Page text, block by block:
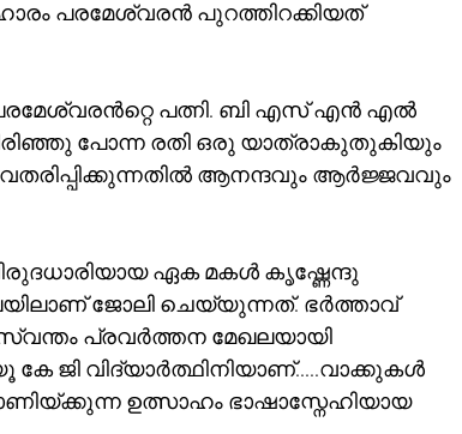
പരമേശ്വരൻ പുറത്തിറക്കിയത്
പത്നി. ബി എസ് എൻ എൽ
പോന്ന രതി ഒരു യാത്രാകുതുകിയും
ആനന്ദവും ആർജ്ജവവും
ഏക മകൾ കൃഷ്ണേന്ദു
ജോലി ചെയ്യുന്നത്. ഭർത്താവ്
പ്രവർത്തന മേഖലയായി
ജി വിദ്യാർത്ഥിനിയാണ്.....വാക്കുകൾ
ഉത്സാഹം ഭാഷാസ്നേഹിയായ